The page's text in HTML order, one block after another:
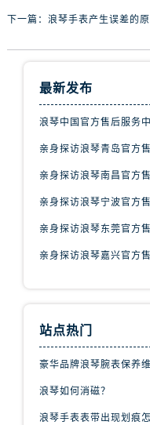
下一篇： 浪琴手表产生误差的
最新发布
站点热门
豪华品牌浪琴腕表保养
浪琴如何消磁？
浪琴手表表带出现划痕怎